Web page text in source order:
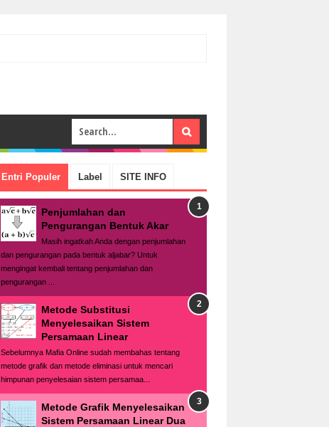
Entri Populer Label SITE INFO
Penjumlahan dan
Pengurangan Bentuk Akar
Masih ingatkah Anda dengan penjumlahan
dan pengurangan pada bentuk aljabar? Untuk
mengingat kembali tentang penjumlahan dan
pengurangan ...
Metode Substitusi
Menyelesaikan Sistem
Persamaan Linear
Sebelumnya Mafia Online sudah membahas tentang
metode grafik dan metode eliminasi untuk mencari
himpunan penyelesaian sistem persamaa...
Metode Grafik Menyelesaikan
Sistem Persamaan Linear Dua